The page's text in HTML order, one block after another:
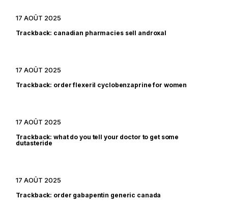
17 AOÛT 2025
Trackback: canadian pharmacies sell androxal
17 AOÛT 2025
Trackback: order flexeril cyclobenzaprine for women
17 AOÛT 2025
Trackback:what do you tell your doctor to get some
dutasteride
17 AOÛT 2025
Trackback: order gabapentin generic canada